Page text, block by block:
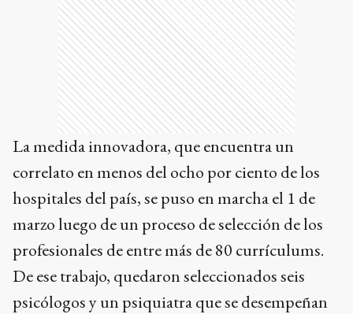
La medida innovadora, que encuentra un
correlato en menos del ocho por ciento de los
hospitales del país, se puso en marcha el 1 de
marzo luego de un proceso de selección de los
profesionales de entre más de 80 currículums.
De ese trabajo, quedaron seleccionados seis
psicólogos y un psiquiatra que se desempeñan